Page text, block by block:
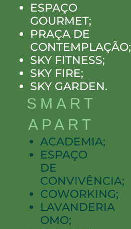
ESPAÇO
GOURMET;
PRAÇA DE
CONTEMPLAÇÃO;
SKY FITNESS;
SKY FIRE;
SKY GARDEN.
SMART
APART
ACADEMIA;
ESPAÇO
DE
CONVIVÊNCIA;
COWORKING;
LAVANDERIA
OMO;